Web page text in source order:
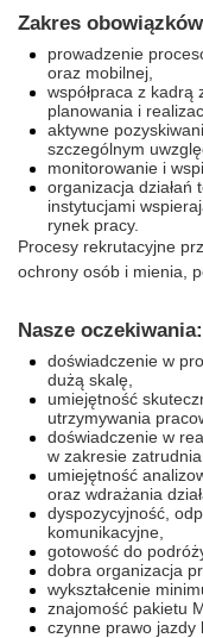
Zakres
prowadzenie
oraz mobilnej,
współpraca z
planowania i
aktywne
szczególnym
monitorowanie i
organizacja działań
instytucjami
rynek pracy.
Procesy rekrutacyjne
ochrony osób i mienia,
Nasze oczekiwania:
doświadczenie w
dużą skalę,
umiejętność
utrzymywania
doświadczenie w
w zakresie
umiejętność
oraz wdrażania
dyspozycyjność,
komunikacyjne,
gotowość do
dobra organizacja
wykształcenie
znajomość pakietu
czynne prawo jazdy